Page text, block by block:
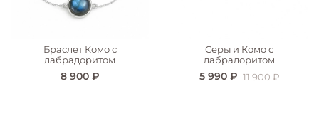
Браслет Комо с
лабрадоритом
8 900 ₽
Серьги Комо с
лабрадоритом
5 990 ₽ 11 900 ₽